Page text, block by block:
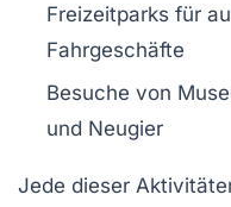
Freizeitparks für
Fahrgeschäfte
Besuche von
und Neugier
Jede dieser